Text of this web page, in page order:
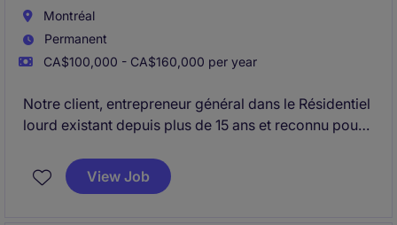
Montréal
Permanent
CA$100,000 - CA$160,000 per year
Notre client, entrepreneur général dans le Résidentiel
lourd existant depuis plus de 15 ans et reconnu pour
projets de construction pour des tours de plus de 10
étages sur Montréal et Laval .
View Job